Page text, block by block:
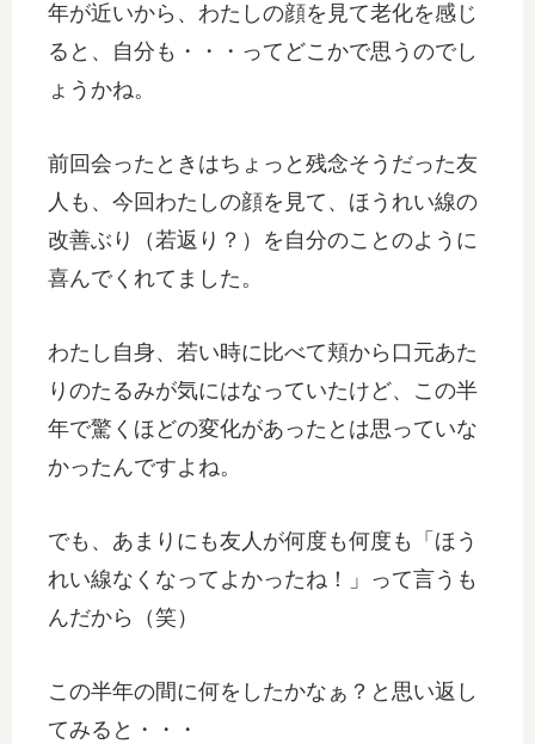
年が近いから、わたしの顔を見て老化を感じ
ると、自分も・・・ってどこかで思うのでし
ょうかね。
前回会ったときはちょっと残念そうだった友
人も、今回わたしの顔を見て、ほうれい線の
改善ぶり（若返り？）を自分のことのように
喜んでくれてました。
わたし自身、若い時に比べて頬から口元あた
りのたるみが気にはなっていたけど、この半
年で驚くほどの変化があったとは思っていな
かったんですよね。
でも、あまりにも友人が何度も何度も「ほう
れい線なくなってよかったね！」って言うも
んだから（笑）
この半年の間に何をしたかなぁ？と思い返し
てみると・・・